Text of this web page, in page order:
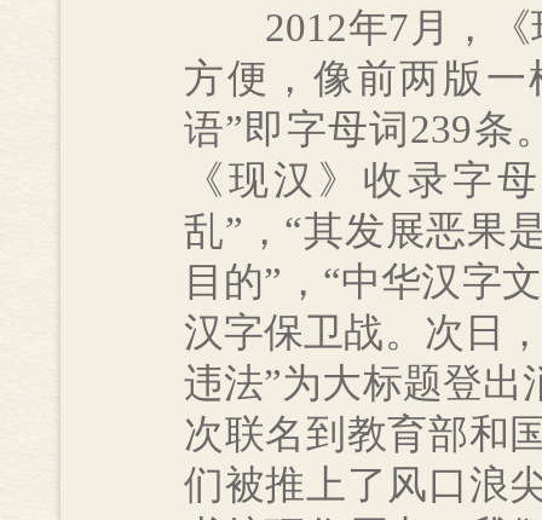
2012年7月，《
方便，像前两版
语”即字母词239条
《现汉》收录字
乱”，“其发展恶果
目的”，“中华汉字
汉字保卫战。次日
违法”为大标题登出
次联名到教育部和
们被推上了风口浪